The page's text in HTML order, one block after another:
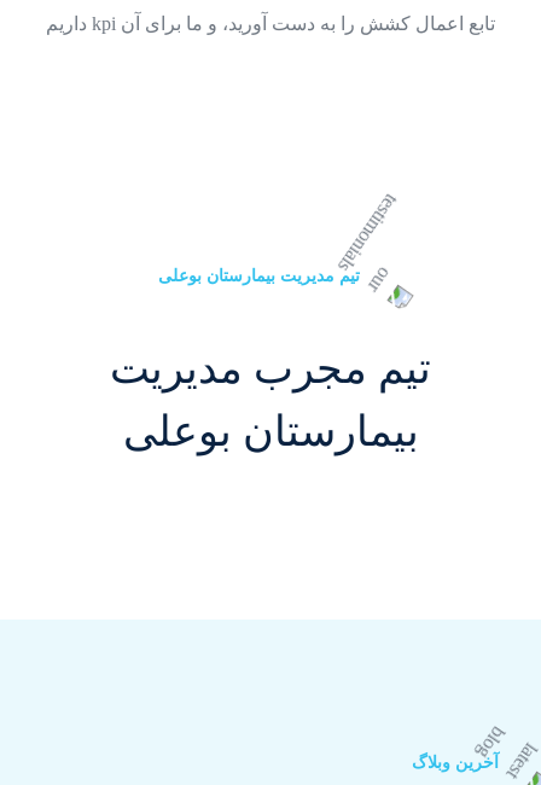
تابع اعمال کشش را به دست آورید، و ما برای آن kpi داریم
تیم مدیریت بیمارستان بوعلی
تیم مجرب مدیریت
بیمارستان بوعلی
آخرین وبلاگ